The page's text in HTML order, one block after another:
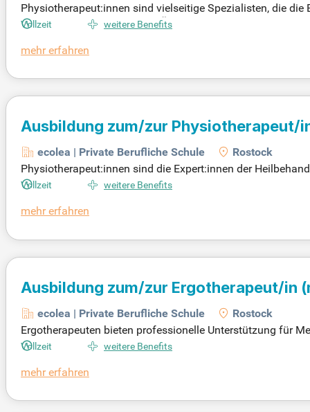
Physiotherapeut:innen sind vielseitige Spezialisten, die
Muskels und setzen gezielte Übungen ein, um
erapeut:innen verschiedene Therapieformen wie
erweitert werden.
Vollzeit weitere Benefits
mehr erfahren
Ausbildung zum/zur Physiotherapeut/
ecolea | Private Berufliche Schule
Rostock
Physiotherapeut:innen sind die Expert:innen der
dung erlernen sie wichtige Themen wie Anatomie,
Schmerzlinderung und Entspannung. Zudem bietet die
och ergänzt.
Vollzeit weitere Benefits
mehr erfahren
Ausbildung zum/zur Ergotherapeut/in
ecolea | Private Berufliche Schule
Rostock
Ergotherapeuten bieten professionelle Unterstützung für
Grundlagen der Ergotherapie, Anatomie, Psychologie und
rstklassigen Einrichtungen der Gesundheitswirtschaft
Vollzeit weitere Benefits
mehr erfahren